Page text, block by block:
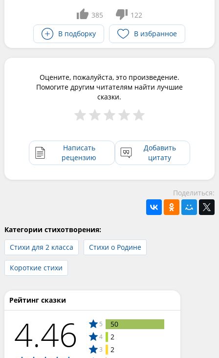
385
122
В подборку
В избранное
Оцените, пожалуйста, это произведение.
Помогите другим читателям найти лучшие
сказки.
Написать
рецензию
Добавить
цитату
Поделиться:
Категории стихотворения:
Стихи для 2 класса
Стихи о Родине
Короткие стихи
Рейтинг сказки
4.46 5 50
4 2
3 2